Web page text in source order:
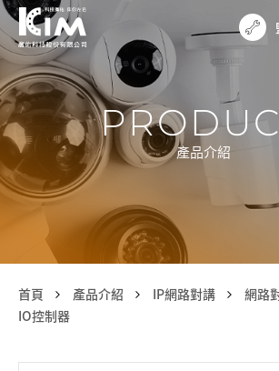
產品介紹
首頁 產品介紹 IP網路對講 網路
IO控制器